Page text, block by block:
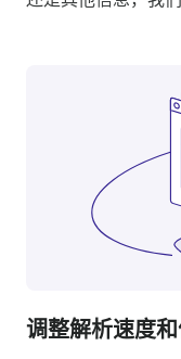
调整解析速度